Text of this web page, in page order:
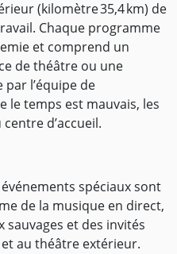
(kilomètre 35,4 km) de
Chaque programme
et comprend un
de théâtre ou une
l’équipe de
le temps est mauvais, les
d’accueil.
spéciaux sont
de la musique en direct,
sauvages et des invités
au théâtre extérieur.